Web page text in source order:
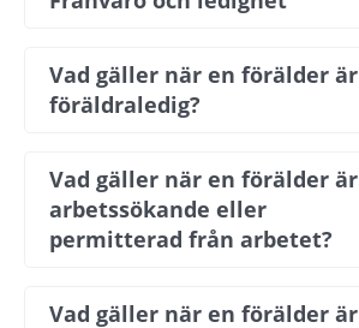
Vad gäller när en förälder är
föräldraledig?
Vad gäller när en förälder är
arbetssökande eller
permitterad från arbetet?
Vad gäller när en förälder är